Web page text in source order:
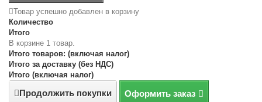
Товар успешно добавлен в корзину
Количество
Итого
В корзине 1 товар.
Итого товаров: (включая налог)
Итого за доставку (без НДС)
Итого (включая налог)
Продолжить покупки Оформить заказ